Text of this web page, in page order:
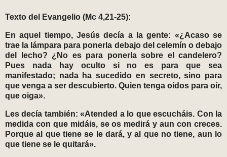
Texto del Evangelio (Mc 4,21-25):
En aquel tiempo, Jesús decía a la gente: «¿Acaso se
trae la lámpara para ponerla debajo del celemín o debajo
del lecho? ¿No es para ponerla sobre el candelero?
Pues nada hay oculto si no es para que sea
manifestado; nada ha sucedido en secreto, sino para
que venga a ser descubierto. Quien tenga oídos para oír,
que oiga».
Les decía también: «Atended a lo que escucháis. Con la
medida con que midáis, se os medirá y aun con creces.
Porque al que tiene se le dará, y al que no tiene, aun lo
que tiene se le quitará».